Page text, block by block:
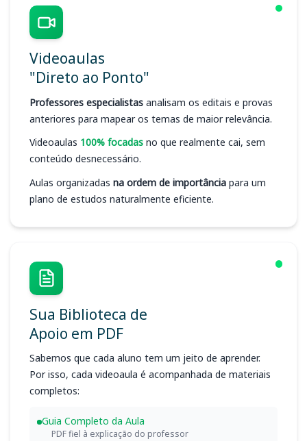
Videoaulas
"Direto ao Ponto"
Professores especialistas analisam os editais e provas
anteriores para mapear os temas de maior relevância.
Videoaulas 100% focadas no que realmente cai, sem
conteúdo desnecessário.
Aulas organizadas na ordem de importância para um
plano de estudos naturalmente eficiente.
Sua Biblioteca de
Apoio em PDF
Sabemos que cada aluno tem um jeito de aprender.
Por isso, cada videoaula é acompanhada de materiais
completos:
Guia Completo da Aula
PDF fiel à explicação do professor